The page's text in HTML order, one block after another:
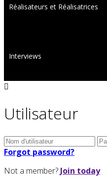
Réalisateurs et Réalisatrices
Interviews
Utilisateur
Forgot password?
Not a member? Join today